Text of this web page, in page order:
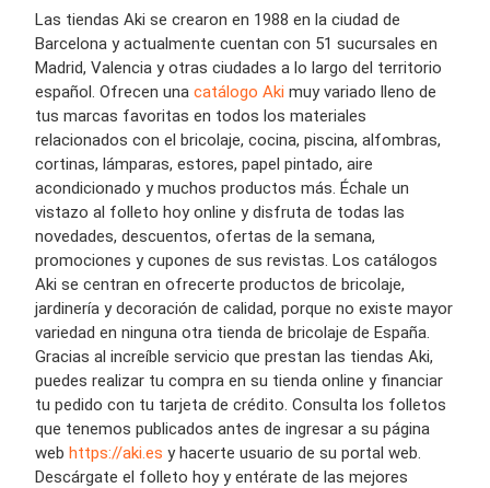
Las tiendas Aki se crearon en 1988 en la ciudad de
Barcelona y actualmente cuentan con 51 sucursales en
Madrid, Valencia y otras ciudades a lo largo del territorio
español. Ofrecen una catálogo Aki muy variado lleno de
tus marcas favoritas en todos los materiales
relacionados con el bricolaje, cocina, piscina, alfombras,
cortinas, lámparas, estores, papel pintado, aire
acondicionado y muchos productos más. Échale un
vistazo al folleto hoy online y disfruta de todas las
novedades, descuentos, ofertas de la semana,
promociones y cupones de sus revistas. Los catálogos
Aki se centran en ofrecerte productos de bricolaje,
jardinería y decoración de calidad, porque no existe mayor
variedad en ninguna otra tienda de bricolaje de España.
Gracias al increíble servicio que prestan las tiendas Aki,
puedes realizar tu compra en su tienda online y financiar
tu pedido con tu tarjeta de crédito. Consulta los folletos
que tenemos publicados antes de ingresar a su página
web https://aki.es y hacerte usuario de su portal web.
Descárgate el folleto hoy y entérate de las mejores